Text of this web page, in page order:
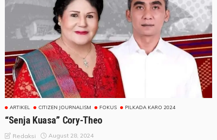
ARTIKEL CITIZEN JOURNALISM FOKUS PILKADA KARO 2024
“Senja Kuasa” Cory-Theo
Redaksi August 28, 2024